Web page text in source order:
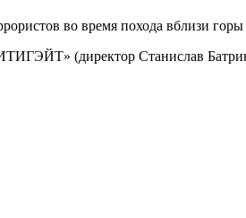
во время похода вблизи
(директор Станислав